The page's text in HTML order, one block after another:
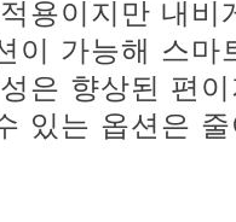
용이지만 내비
이 가능해 스마
은 향상된 편
있는 옵션은